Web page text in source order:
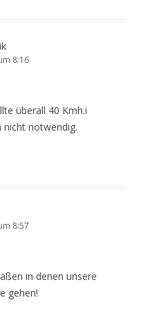
8:16
überall 40 Kmh.i
nicht notwendig.
8:57
in denen unsere
gehen!